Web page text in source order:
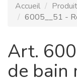
Accueil
6005__51 -
Art.
de bain